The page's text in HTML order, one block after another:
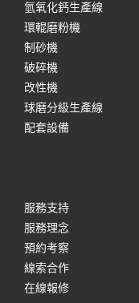
氫氧化鈣生產線
環輥磨粉機
制砂機
破碎機
改性機
球磨分級生產線
配套設備
服務支持
服務理念
預約考察
線索合作
在線報修